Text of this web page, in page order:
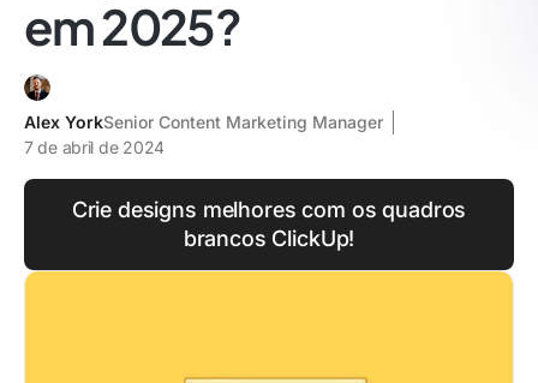
em 2025?
Alex YorkSenior Content Marketing Manager
7 de abril de 2024
Crie designs melhores com os quadros
brancos ClickUp!